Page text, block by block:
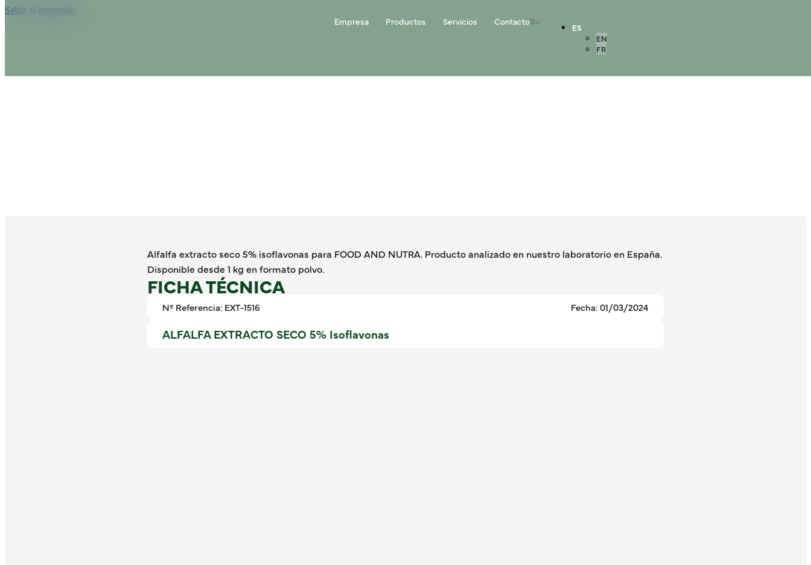
Saltar al contenido
Empresa Productos Servicios Contacto
ES
EN
FR
Alfalfa extracto seco 5% isoflavonas para FOOD AND NUTRA. Producto analizado en nuestro laboratorio en España.
Disponible desde 1 kg en formato polvo.
FICHA TÉCNICA
Nº Referencia: EXT-1516 Fecha: 01/03/2024
ALFALFA EXTRACTO SECO 5% Isoflavonas